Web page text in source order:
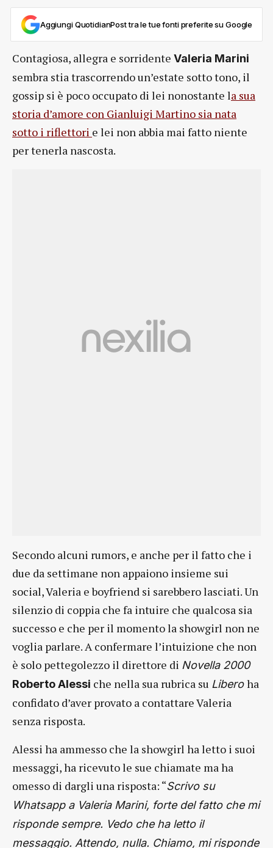
Aggiungi QuotidianPost tra le tue fonti preferite su Google
Contagiosa, allegra e sorridente Valeria Marini
sembra stia trascorrendo un’estate sotto tono, il
gossip si è poco occupato di lei nonostante la sua
storia d’amore con Gianluigi Martino sia nata
sotto i riflettori e lei non abbia mai fatto niente
per tenerla nascosta.
Secondo alcuni rumors, e anche per il fatto che i
due da settimane non appaiono insieme sui
social, Valeria e boyfriend si sarebbero lasciati. Un
silenzio di coppia che fa intuire che qualcosa sia
successo e che per il momento la showgirl non ne
voglia parlare. A confermare l’intuizione che non
è solo pettegolezzo il direttore di Novella 2000
Roberto Alessi che nella sua rubrica su Liberoha
confidato d’aver provato a contattare Valeria
senza risposta.
Alessi ha ammesso che la showgirl ha letto i suoi
messaggi, ha ricevuto le sue chiamate ma ha
omesso di dargli una risposta: “Scrivo su
Whatsapp a Valeria Marini, forte del fatto che mi
risponde sempre. Vedo che ha letto il
messaggio. Attendo, nulla. Chiamo, mi risponde